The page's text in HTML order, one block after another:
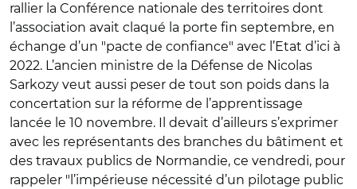
rallier la Conférence nationale des territoires dont
l’association avait claqué la porte fin septembre, en
échange d’un "pacte de confiance" avec l’Etat d’ici à
2022. L’ancien ministre de la Défense de Nicolas
Sarkozy veut aussi peser de tout son poids dans la
concertation sur la réforme de l’apprentissage
lancée le 10 novembre. Il devait d’ailleurs s’exprimer
avec les représentants des branches du bâtiment et
des travaux publics de Normandie, ce vendredi, pour
rappeler "l’impérieuse nécessité d’un pilotage public